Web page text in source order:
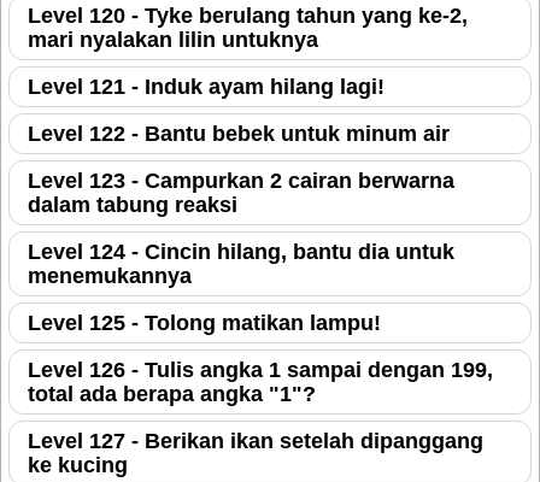
Level 120 - Tyke berulang tahun yang ke-2,
mari nyalakan lilin untuknya
Level 121 - Induk ayam hilang lagi!
Level 122 - Bantu bebek untuk minum air
Level 123 - Campurkan 2 cairan berwarna
dalam tabung reaksi
Level 124 - Cincin hilang, bantu dia untuk
menemukannya
Level 125 - Tolong matikan lampu!
Level 126 - Tulis angka 1 sampai dengan 199,
total ada berapa angka "1"?
Level 127 - Berikan ikan setelah dipanggang
ke kucing